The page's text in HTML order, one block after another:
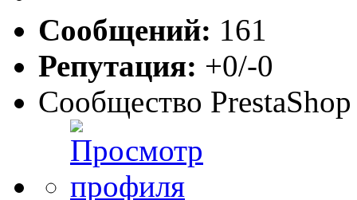
Сообщений: 161
Репутация: +0/-0
Сообщество PrestaShop